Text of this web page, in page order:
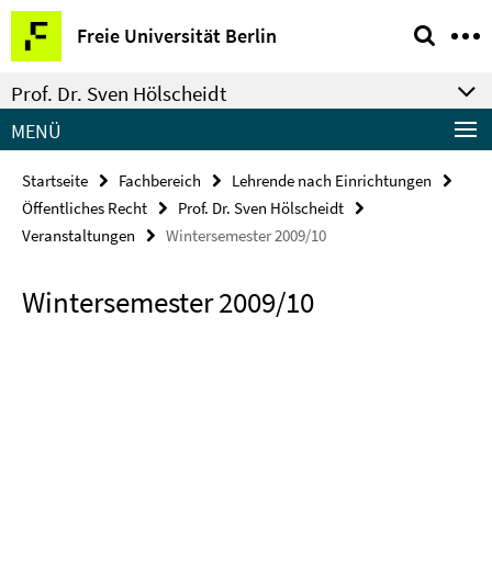
Springe
direkt
zu
Inhalt
Freie Universität Berlin
Service-
Navigation
Prof. Dr. Sven Hölscheidt
MENÜ
Startseite Fachbereich
Lehrende nach Einrichtungen
Öffentliches Recht
Prof. Dr. Sven Hölscheidt
Veranstaltungen
Wintersemester 2009/10
Wintersemester 2009/10